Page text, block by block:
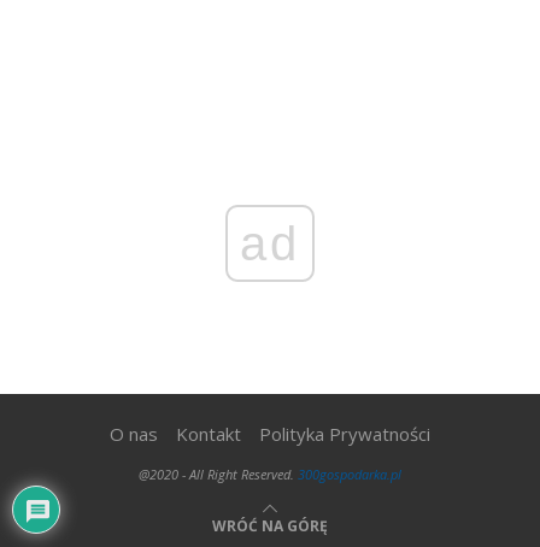
ad
O nas Kontakt Polityka Prywatności
@2020 - All Right Reserved. 300gospodarka.pl
WRÓĆ NA GÓRĘ